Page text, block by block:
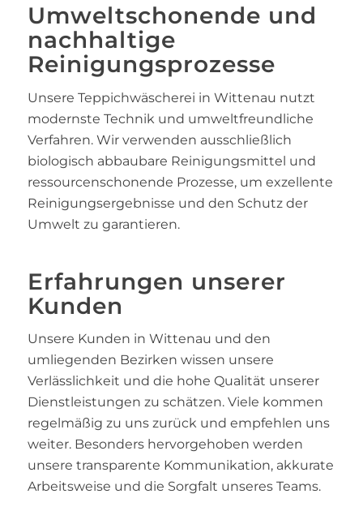
Umweltschonende und
nachhaltige
Reinigungsprozesse
Unsere Teppichwäscherei in Wittenau nutzt
modernste Technik und umweltfreundliche
Verfahren. Wir verwenden ausschließlich
biologisch abbaubare Reinigungsmittel und
ressourcenschonende Prozesse, um exzellente
Reinigungsergebnisse und den Schutz der
Umwelt zu garantieren.
Erfahrungen unserer
Kunden
Unsere Kunden in Wittenau und den
umliegenden Bezirken wissen unsere
Verlässlichkeit und die hohe Qualität unserer
Dienstleistungen zu schätzen. Viele kommen
regelmäßig zu uns zurück und empfehlen uns
weiter. Besonders hervorgehoben werden
unsere transparente Kommunikation, akkurate
Arbeitsweise und die Sorgfalt unseres Teams.